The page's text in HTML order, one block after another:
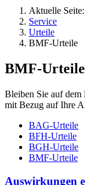
Aktuelle Seite:
Service
Urteile
BMF-Urteile
BMF-Urteile
Bleiben Sie auf
mit Bezug auf Ihre
BAG-Urteile
BFH-Urteile
BGH-Urteile
BMF-Urteile
Auswirkungen